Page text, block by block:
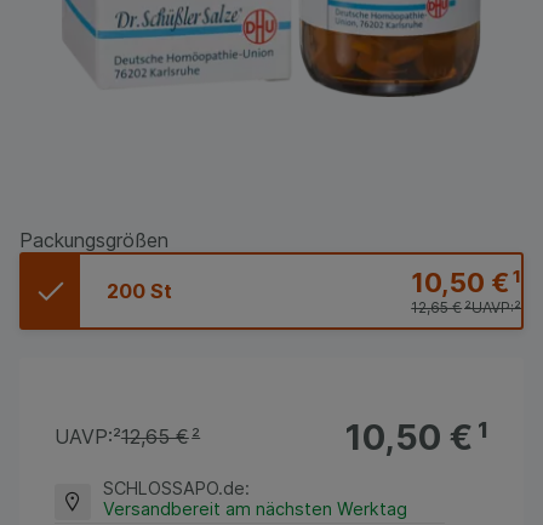
Packungsgrößen
200 St 10,50 €¹
UAVP:²
12,65 €²
10,50 €¹
UAVP:²12,65 €²
SCHLOSSAPO.de:
Versandbereit am nächsten Werktag